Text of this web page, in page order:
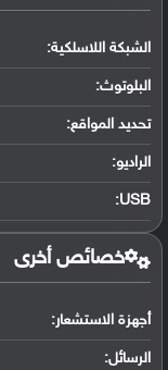
الشبكة اللاسلكية:
البلوتوث:
تحديد المواقع:
الراديو:
USB
:
خصائص أخرى
أجهزة الاستشعار:
الرسائل: